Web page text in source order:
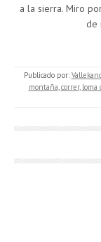
a la sierra. Miro
de
Publicado por:
montaña,correr, loma